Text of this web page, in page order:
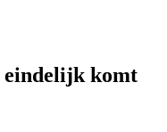
eindelijk komt